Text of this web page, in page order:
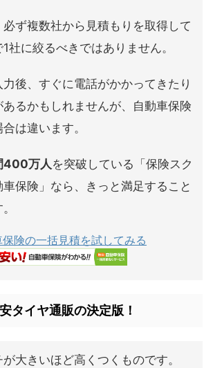
ず複数社から見積もりを取得して
社に絞るべきではありません。
後、すぐに電話がかかってきたり
るかもしれませんが、自動車保険
は違います。
400万人を突破している「保険スク
保険」なら、きっと満足すること
保険の一括見積を試してみる
タイヤ通販の決定版！
大きいほど高くつくものです。